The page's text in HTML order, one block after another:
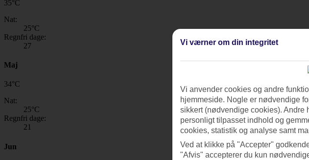
35°C
Nat:
25°C
Regnfri dage:
27
Maj
34°C
Nat:
25°C
Regnfri dage:
21
Jun
Vi værner om din integritet
Vi anvender cookies og andre
hjemmeside. Nogle er nødvendige
sikkert (nødvendige cookies).
personligt tilpasset indhold og
cookies, statistik og analyse samt
Ved at klikke på "Accepter"
"Afvis" accepterer du kun